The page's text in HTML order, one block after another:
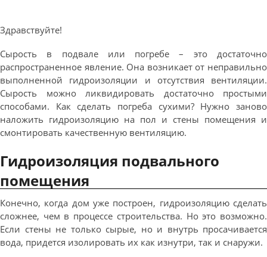
Здравствуйте!
Сырость в подвале или погребе – это достаточно
распространенное явление. Она возникает от неправильно
выполненной гидроизоляции и отсутствия вентиляции.
Сырость можно ликвидировать достаточно простыми
способами. Как сделать погреба сухими? Нужно заново
наложить гидроизоляцию на пол и стены помещения и
смонтировать качественную вентиляцию.
Гидроизоляция подвального
помещения
Конечно, когда дом уже построен, гидроизоляцию сделать
сложнее, чем в процессе строительства. Но это возможно.
Если стены не только сырые, но и внутрь просачивается
вода, придется изолировать их как изнутри, так и снаружи.